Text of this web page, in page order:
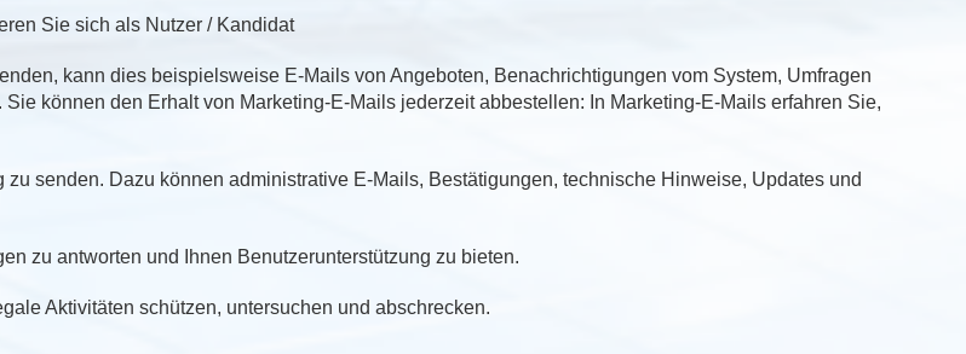
Sie sich als Nutzer / Kandidat
kann dies beispielsweise E-Mails von Angeboten, Benachrichtigungen vom System, Umfragen
können den Erhalt von Marketing-E-Mails jederzeit abbestellen: In Marketing-E-Mails erfahren Sie,
zu senden. Dazu können administrative E-Mails, Bestätigungen, technische Hinweise, Updates und
zu antworten und Ihnen Benutzerunterstützung zu bieten.
Aktivitäten schützen, untersuchen und abschrecken.